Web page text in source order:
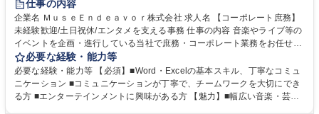
仕事の内容
企業名 ＭｕｓｅＥｎｄｅａｖｏｒ株式会社 求人名 【コーポレート庶務】
未経験歓迎/土日祝休/エンタメを支える事務 仕事の内容 音楽やライブ等の
イベントを企画・進行している当社で庶務・コーポレート業務をお任せし
ます。幅広い音楽・芸能業務のインフラとなる社内業務全般をサポート
し、チームの円滑な運営を支えていただきます。 ■社内の庶務・一般事務
全般、書類整理、備品管理・発注 ■郵便物の仕分け、来客・電話対応、社
内環境の維持サポート ■経理や人事/採用の外注事業者とのやりとり・プロ
必要な経験・能力等
必要な経験・能力等 【必須】■Word・Excelの基本スキル、丁寧なコミュ
ニケーション ■コミュニケーションが丁寧で、チームワークを大切にでき
る方 ■エンターテインメントに興味がある方 【魅力】■幅広い音楽・芸能